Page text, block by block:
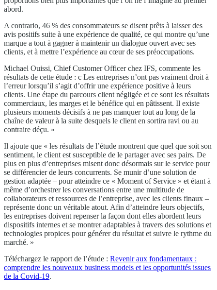
abord.
A contrario, 46 % des consommateurs se disent prêts à laisser des
avis positifs suite à une expérience de qualité, ce qui montre qu’une
marque a tout à gagner à maintenir un dialogue ouvert avec ses
clients, et à mettre l’expérience au cœur de ses préoccupations.
Michael Ouissi, Chief Customer Officer chez IFS, commente les
résultats de cette étude : c Les entreprises n’ont pas vraiment droit à
l’erreur lorsqu’il s’agit d’offrir une expérience positive à leurs
clients. Une étape du parcours client négligée et ce sont les résultats
commerciaux, les marges et le bénéfice qui en pâtissent. Il existe
plusieurs moments décisifs à ne pas manquer tout au long de la
chaîne de valeur à la suite desquels le client en sortira ravi ou au
contraire déçu. »
Il ajoute que « les résultats de l’étude montrent que quel que soit son
sentiment, le client est susceptible de le partager avec ses pairs. De
plus en plus d’entreprises misent donc désormais sur le service pour
se différencier de leurs concurrents. Se munir d’une solution de
gestion adaptée – pour atteindre ce « Moment of Service » et étant à
même d’orchestrer les conversations entre une multitude de
collaborateurs et ressources de l’entreprise, avec les clients finaux –
représente donc un véritable atout. Afin d’atteindre leurs objectifs,
les entreprises doivent repenser la façon dont elles abordent leurs
dispositifs internes et se montrer adaptables à travers des solutions et
technologies propices pour générer du résultat et suivre le rythme du
marché. »
Téléchargez le rapport de l’étude : Revenir aux fondamentaux :
comprendre les nouveaux business models et les opportunités issues
de la Covid-19.